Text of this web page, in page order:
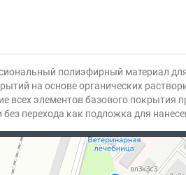
полиэфирный материал
на основе органических
всех элементов базового
перехода как подложка для